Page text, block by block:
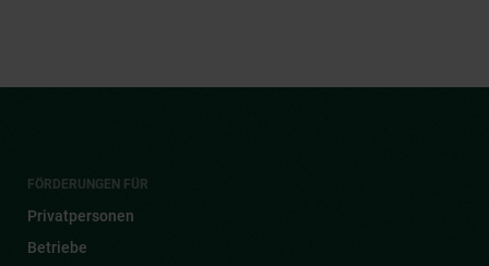
FÖRDERUNGEN FÜR
Privatpersonen
Betriebe